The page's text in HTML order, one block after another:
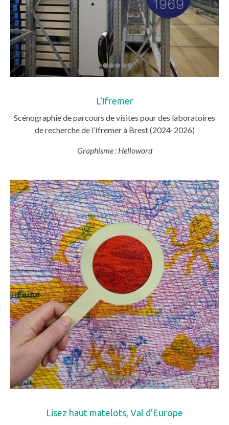
L'Ifremer
Scénographie de parcours de visites pour des laboratoires
de recherche de l’Ifremer à Brest (2024-2026)
Graphisme : Helloword
Lisez haut matelots, Val d'Europe